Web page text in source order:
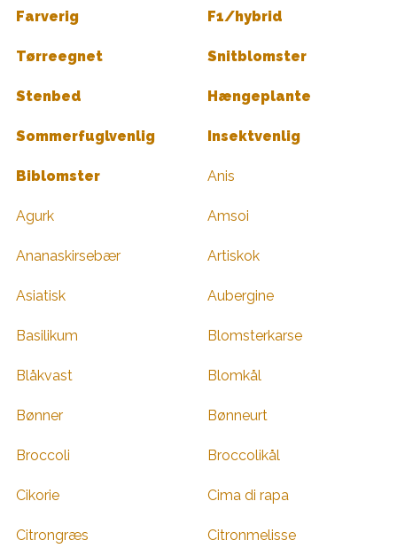
Farverig F1/hybrid
Tørreegnet Snitblomster
Stenbed Hængeplante
Sommerfuglvenlig Insektvenlig
Biblomster Anis
Agurk Amsoi
Ananaskirsebær Artiskok
Asiatisk Aubergine
Basilikum Blomsterkarse
Blåkvast Blomkål
Bønner Bønneurt
Broccoli Broccolikål
Cikorie Cima di rapa
Citrongræs Citronmelisse